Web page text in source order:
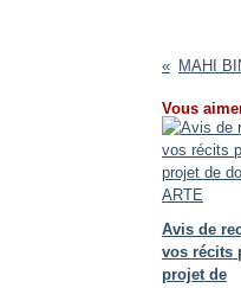
Vous
Avis de
vos récits
projet de